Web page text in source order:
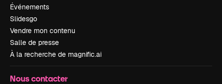
Événements
Slidesgo
Vendre mon contenu
Salle de presse
À la recherche de magnific.ai
Nous contacter